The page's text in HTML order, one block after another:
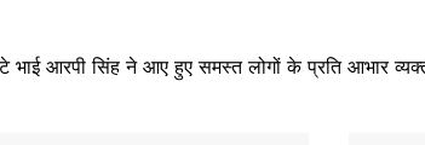
भाई आरपी सिंह ने आए हुए समस्त लोगों के प्रति आभार